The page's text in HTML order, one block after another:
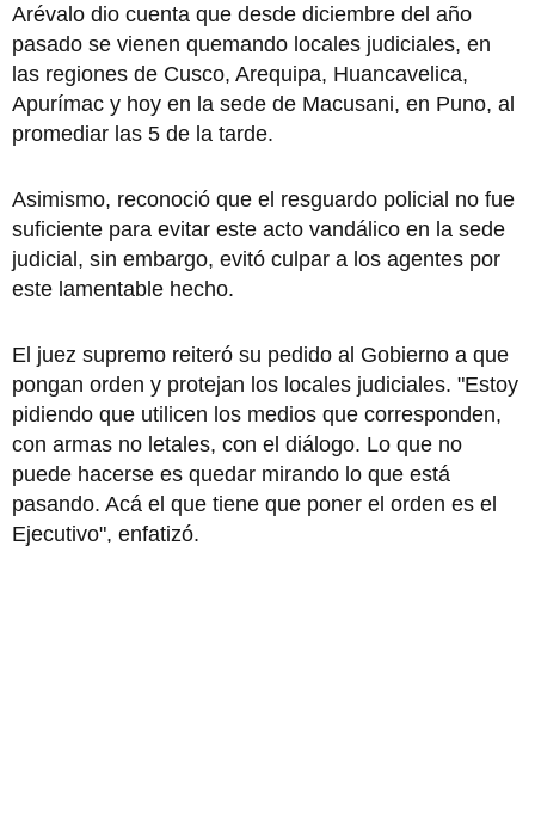
Arévalo dio cuenta que desde diciembre del año
pasado se vienen quemando locales judiciales, en
las regiones de Cusco, Arequipa, Huancavelica,
Apurímac y hoy en la sede de Macusani, en Puno, al
promediar las 5 de la tarde.
Asimismo, reconoció que el resguardo policial no fue
suficiente para evitar este acto vandálico en la sede
judicial, sin embargo, evitó culpar a los agentes por
este lamentable hecho.
El juez supremo reiteró su pedido al Gobierno a que
pongan orden y protejan los locales judiciales. "Estoy
pidiendo que utilicen los medios que corresponden,
con armas no letales, con el diálogo. Lo que no
puede hacerse es quedar mirando lo que está
pasando. Acá el que tiene que poner el orden es el
Ejecutivo", enfatizó.